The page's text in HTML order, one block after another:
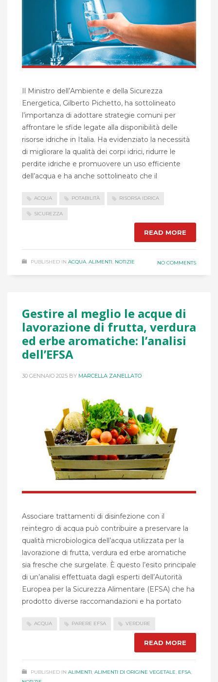
Il Ministro dell’Ambiente e della Sicurezza
Energetica, Gilberto Pichetto, ha sottolineato
l’importanza di adottare strategie comuni per
affrontare le sfide legate alla disponibilità delle
risorse idriche in Italia. Ha evidenziato la necessità
di migliorare la qualità dei corpi idrici, ridurre le
perdite idriche e promuovere un uso efficiente
dell’acqua e ha anche sottolineato che il
ACQUA POTABILITÀ RISORSA IDRICA
SICUREZZA
READ MORE
PUBLISHED IN ACQUA, ALIMENTI, NOTIZIE NO COMMENTS
Gestire al meglio le acque di
lavorazione di frutta, verdura
ed erbe aromatiche: l’analisi
dell’EFSA
30 GENNAIO 2025 BY MARCELLA ZANELLATO
Associare trattamenti di disinfezione con il
reintegro di acqua può contribuire a preservare la
qualità microbiologica dell’acqua utilizzata per la
lavorazione di frutta, verdura ed erbe aromatiche
sia fresche che surgelate. È questo l’esito principale
di un’analisi effettuata dagli esperti dell’Autorità
Europea per la Sicurezza Alimentare (EFSA) che ha
prodotto diverse raccomandazioni e ha portato
ACQUA PARERE EFSA VERDURE
READ MORE
PUBLISHED IN ALIMENTI, ALIMENTI DI ORIGINE VEGETALE, EFSA,